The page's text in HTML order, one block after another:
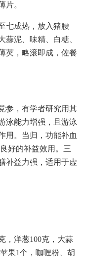
片。
七成热，放入猪腰
蒜泥、味精、白糖、
芡，略滚即成，佐餐
参，有学者研究用其
泳能力增强，且游泳
用。当归，功能补血
好的补益效用。三
补益力强，适用于虚
，洋葱100克，大蒜
果1个，咖喱粉、胡